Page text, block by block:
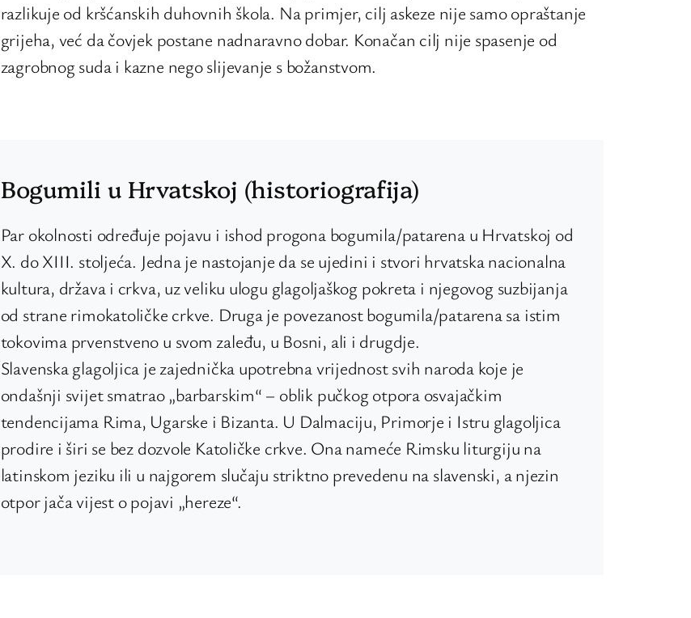
razlikuje od kršćanskih duhovnih škola. Na primjer, cilj askeze nije samo opraštanje
grijeha, već da čovjek postane nadnaravno dobar. Konačan cilj nije spasenje od
zagrobnog suda i kazne nego slijevanje s božanstvom.
Bogumili u Hrvatskoj (historiografija)
Par okolnosti određuje pojavu i ishod progona bogumila/patarena u Hrvatskoj od
X. do XIII. stoljeća. Jedna je nastojanje da se ujedini i stvori hrvatska nacionalna
kultura, država i crkva, uz veliku ulogu glagoljaškog pokreta i njegovog suzbijanja
od strane rimokatoličke crkve. Druga je povezanost bogumila/patarena sa istim
tokovima prvenstveno u svom zaleđu, u Bosni, ali i drugdje.
Slavenska glagoljica je zajednička upotrebna vrijednost svih naroda koje je
ondašnji svijet smatrao „barbarskim“ – oblik pučkog otpora osvajačkim
tendencijama Rima, Ugarske i Bizanta. U Dalmaciju, Primorje i Istru glagoljica
prodire i širi se bez dozvole Katoličke crkve. Ona nameće Rimsku liturgiju na
latinskom jeziku ili u najgorem slučaju striktno prevedenu na slavenski, a njezin
otpor jača vijest o pojavi „hereze“.